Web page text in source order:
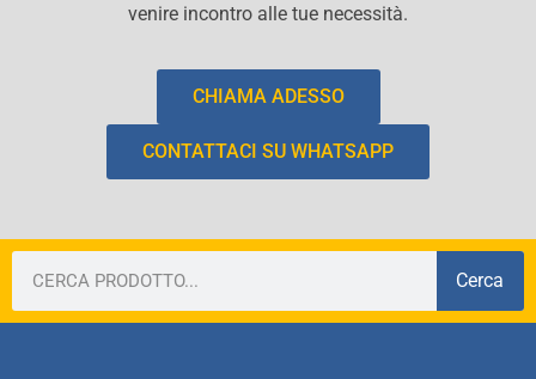
venire incontro alle tue necessità.
CHIAMA ADESSO
CONTATTACI SU WHATSAPP
Cerca